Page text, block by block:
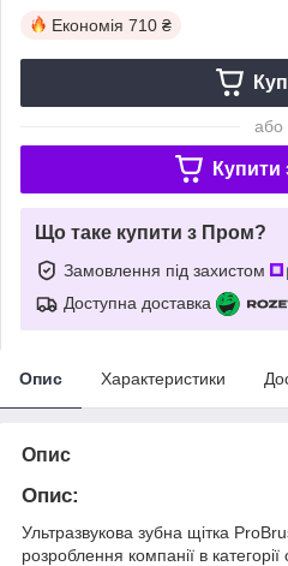
Економія 710 ₴
або
Купити
Що таке купити з Пром?
Замовлення під захистом
Доступна доставка
Опис Характеристики
Опис
Опис:
Ультразвукова зубна щітка
розроблення компанії в категорії